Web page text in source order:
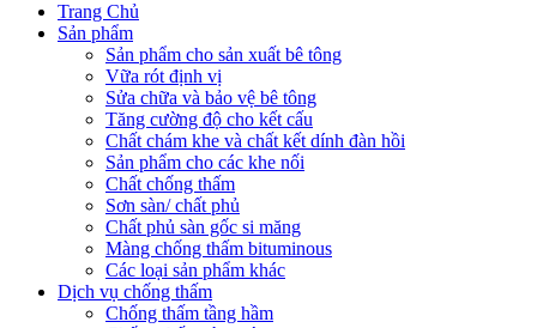
Trang Chủ
Sản phẩm
Sản phẩm cho sản xuất bê tông
Vữa rót định vị
Sửa chữa và bảo vệ bê tông
Tăng cường độ cho kết cấu
Chất chám khe và chất kết dính đàn hồi
Sản phẩm cho các khe nối
Chất chống thấm
Sơn sàn/ chất phủ
Chất phủ sàn gốc si măng
Màng chống thấm bituminous
Các loại sản phẩm khác
Dịch vụ chống thấm
Chống thấm tầng hầm